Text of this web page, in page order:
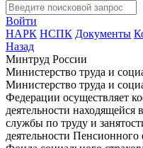
Войти
НАРК НСПК Документы
Назад
Минтруд России
Министерство труда и
Министерство труда и
Федерации осуществляет
деятельности находящейся
службы по труду и
деятельности